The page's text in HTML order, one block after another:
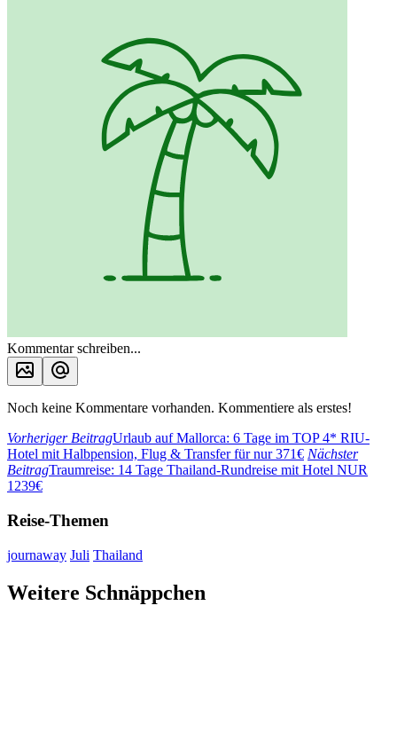
Kommentar schreiben...
Noch keine Kommentare vorhanden. Kommentiere als erstes!
Vorheriger BeitragUrlaub auf Mallorca: 6 Tage im TOP 4* RIU-
Hotel mit Halbpension, Flug & Transfer für nur 371€ Nächster
BeitragTraumreise: 14 Tage Thailand-Rundreise mit Hotel NUR
1239€
Reise-Themen
journaway Juli Thailand
Weitere Schnäppchen